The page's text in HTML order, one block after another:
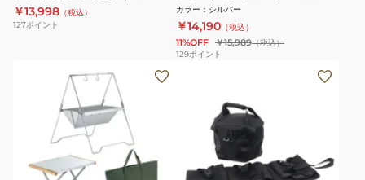
￥13,998 （税込）
127ポイント
カラー ： シルバー
￥14,190 （税込）
11%OFF ￥15,989（税込）
129ポイント